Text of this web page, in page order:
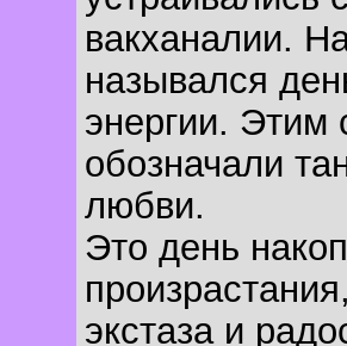
вакханалии.
назывался
энергии. Этим
обозначали
любви.
Это день
экстаза и